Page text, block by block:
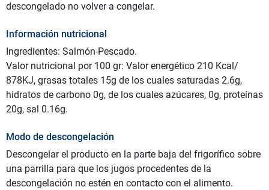
descongelado no volver a congelar.
Información nutricional
Ingredientes: Salmón-Pescado.
Valor nutricional por 100 gr: Valor energético 210 Kcal/
878KJ, grasas totales 15g de los cuales saturadas 2.6g,
hidratos de carbono 0g, de los cuales azúcares, 0g, proteínas
20g, sal 0.16g.
Modo de descongelación
Descongelar el producto en la parte baja del frigorífico sobre
una parrilla para que los jugos procedentes de la
descongelación no estén en contacto con el alimento.